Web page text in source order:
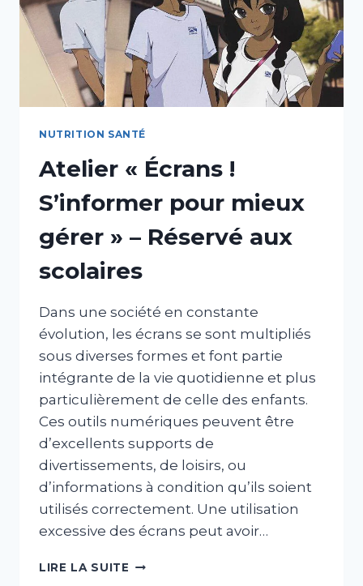
NUTRITION SANTÉ
Atelier « Écrans !
S’informer pour mieux
gérer » – Réservé aux
scolaires
Dans une société en constante
évolution, les écrans se sont multipliés
sous diverses formes et font partie
intégrante de la vie quotidienne et plus
particulièrement de celle des enfants.
Ces outils numériques peuvent être
d’excellents supports de
divertissements, de loisirs, ou
d’informations à condition qu’ils soient
utilisés correctement. Une utilisation
excessive des écrans peut avoir…
LIRE LA SUITE ATELIER